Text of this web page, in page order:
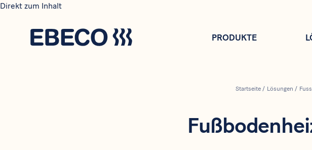
Direkt zum Inhalt
PRODUKTE
Startseite/ Lösungen /